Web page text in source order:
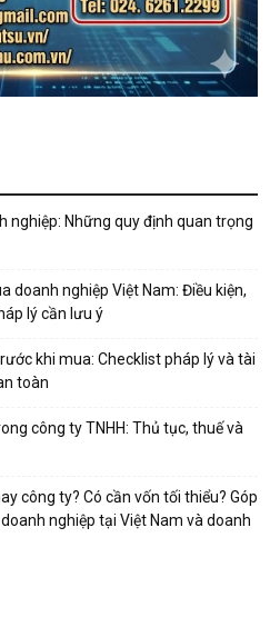
nghiệp: Những quy định quan trọng
doanh nghiệp Việt Nam: Điều kiện,
lý cần lưu ý
khi mua: Checklist pháp lý và tài
toàn
công ty TNHH: Thủ tục, thuế và
công ty? Có cần vốn tối thiểu? Góp
nghiệp tại Việt Nam và doanh